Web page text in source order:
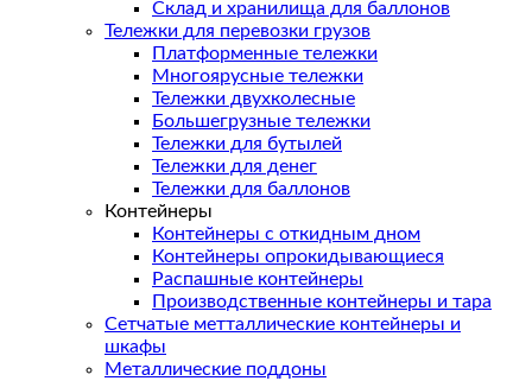
Склад и хранилища для баллонов
Тележки для перевозки грузов
Платформенные тележки
Многоярусные тележки
Тележки двухколесные
Большегрузные тележки
Тележки для бутылей
Тележки для денег
Тележки для баллонов
Контейнеры
Контейнеры с откидным дном
Контейнеры опрокидывающиеся
Распашные контейнеры
Производственные контейнеры и тара
Сетчатые метталлические контейнеры и
шкафы
Металлические поддоны